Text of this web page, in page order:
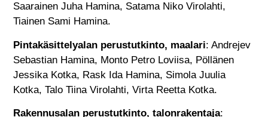
Saarainen Juha Hamina, Satama Niko Virolahti,
Tiainen Sami Hamina.
Pintakäsittelyalan perustutkinto, maalari: Andrejev
Sebastian Hamina, Monto Petro Loviisa, Pöllänen
Jessika Kotka, Rask Ida Hamina, Simola Juulia
Kotka, Talo Tiina Virolahti, Virta Reetta Kotka.
Rakennusalan perustutkinto, talonrakentaja: